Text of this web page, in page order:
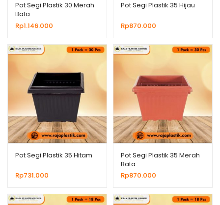
Pot Segi Plastik 30 Merah
Bata
Rp1.146.000
Pot Segi Plastik 35 Hijau
Rp870.000
Pot Segi Plastik 35 Hitam
Rp731.000
Pot Segi Plastik 35 Merah
Bata
Rp870.000